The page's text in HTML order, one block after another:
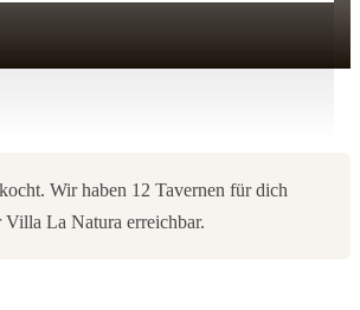
Wir haben 12 Tavernen für dich
La Natura erreichbar.